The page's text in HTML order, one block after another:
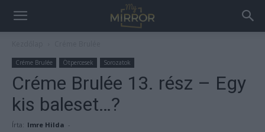
Créme Brulée Ötpercesek Sorozatok
Créme Brulée 13. rész – Egy
kis baleset…?
Írta: Imre Hilda -